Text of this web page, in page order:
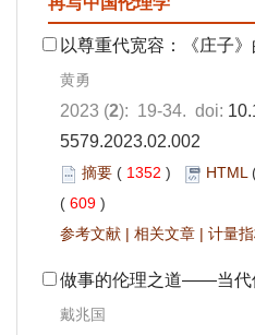
以尊重代宽容：《庄子
黄勇
2023 (2): 19-34. doi:
5579.2023.02.002
摘要 ( 1352 ) HTML
( 609 )
参考文献 | 相关文章 | 计量
做事的伦理之道——当代
戴兆国